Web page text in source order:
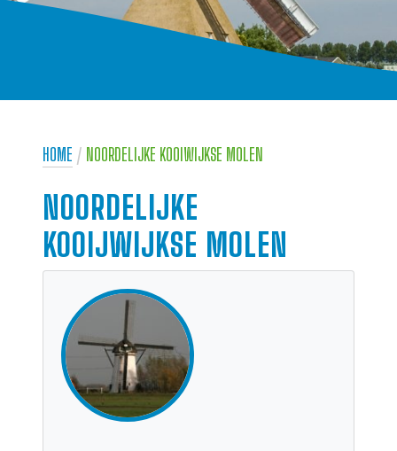
HOME / NOORDELIJKE KOOIWIJKSE MOLEN
NOORDELIJKE
KOOIJWIJKSE MOLEN